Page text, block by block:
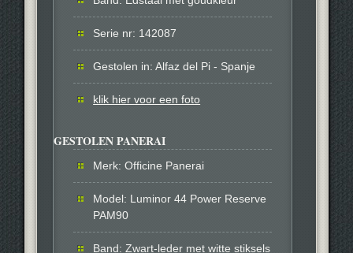
Serie nr: 142087
Gestolen in: Alfaz del Pi - Spanje
klik hier voor een foto
GESTOLEN PANERAI
Merk: Officine Panerai
Model: Luminor 44 Power Reserve
PAM90
Band: Zwart-leder met witte stiksels